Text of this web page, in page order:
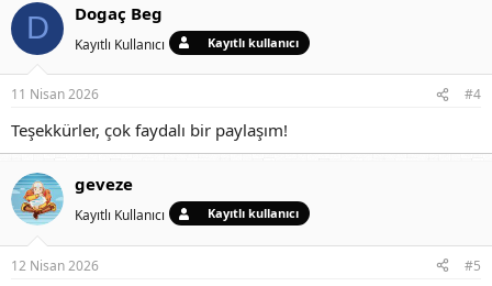
D Dogaç Beg
Kayıtlı Kullanıcı Kayıtlı kullanıcı
11 Nisan 2026 #4
Teşekkürler, çok faydalı bir paylaşım!
geveze
Kayıtlı Kullanıcı Kayıtlı kullanıcı
12 Nisan 2026 #5